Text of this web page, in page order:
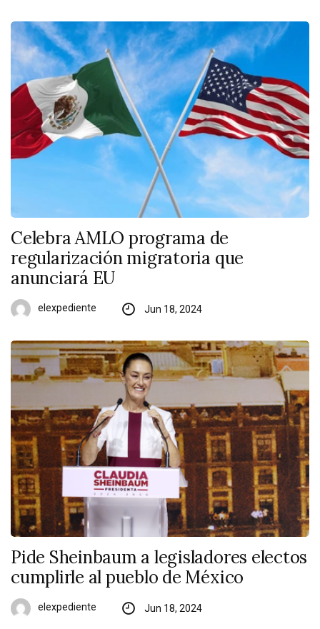
Celebra AMLO programa de
regularización migratoria que
anunciará EU
elexpediente Jun 18, 2024
Pide Sheinbaum a legisladores electos
cumplirle al pueblo de México
elexpediente Jun 18, 2024